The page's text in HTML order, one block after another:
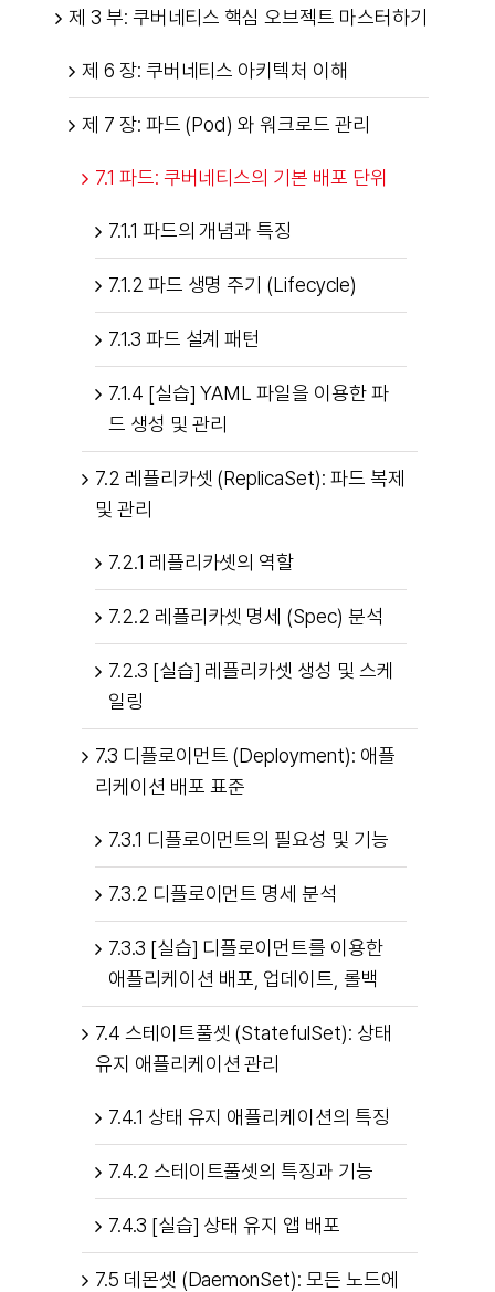
제 3 부: 쿠버네티스 핵심 오브젝트 마스터하기
제 6 장: 쿠버네티스 아키텍처 이해
제 7 장: 파드 (Pod) 와 워크로드 관리
7.1 파드: 쿠버네티스의 기본 배포 단위
7.1.1 파드의 개념과 특징
7.1.2 파드 생명 주기 (Lifecycle)
7.1.3 파드 설계 패턴
7.1.4 [실습] YAML 파일을 이용한 파
드 생성 및 관리
7.2 레플리카셋 (ReplicaSet): 파드 복제
및 관리
7.2.1 레플리카셋의 역할
7.2.2 레플리카셋 명세 (Spec) 분석
7.2.3 [실습] 레플리카셋 생성 및 스케
일링
7.3 디플로이먼트 (Deployment): 애플
리케이션 배포 표준
7.3.1 디플로이먼트의 필요성 및 기능
7.3.2 디플로이먼트 명세 분석
7.3.3 [실습] 디플로이먼트를 이용한
애플리케이션 배포, 업데이트, 롤백
7.4 스테이트풀셋 (StatefulSet): 상태
유지 애플리케이션 관리
7.4.1 상태 유지 애플리케이션의 특징
7.4.2 스테이트풀셋의 특징과 기능
7.4.3 [실습] 상태 유지 앱 배포
7.5 데몬셋 (DaemonSet): 모든 노드에